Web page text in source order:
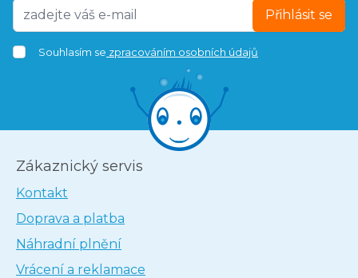
Přihlásit se
Souhlasím se zpracováním osobních údajů
Zákaznický servis
Kontakt
Doprava a platba
Náhradní plnění
Vrácení a reklamace